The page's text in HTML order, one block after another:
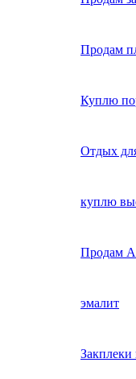
Продам
Куплю
Отдых
куплю
Продам
эмалит
Закплеки